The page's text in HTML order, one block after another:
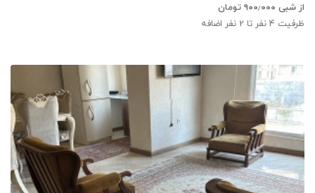
از شبی ۹۰۰٫۰۰۰ تومان
ظرفیت 4 نفر تا 2 نفر اضافه